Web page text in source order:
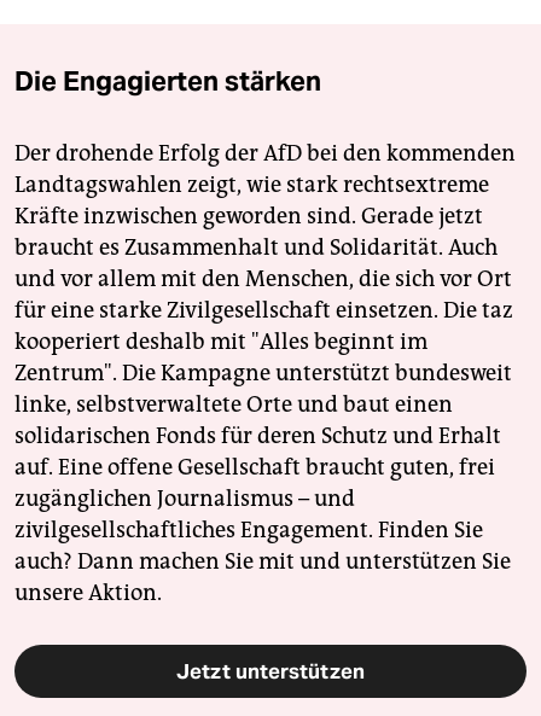
Die Engagierten stärken
Der drohende Erfolg der AfD bei den kommenden
Landtagswahlen zeigt, wie stark rechtsextreme
Kräfte inzwischen geworden sind. Gerade jetzt
braucht es Zusammenhalt und Solidarität. Auch
und vor allem mit den Menschen, die sich vor Ort
für eine starke Zivilgesellschaft einsetzen. Die taz
kooperiert deshalb mit "Alles beginnt im
Zentrum". Die Kampagne unterstützt bundesweit
linke, selbstverwaltete Orte und baut einen
solidarischen Fonds für deren Schutz und Erhalt
auf. Eine offene Gesellschaft braucht guten, frei
zugänglichen Journalismus – und
zivilgesellschaftliches Engagement. Finden Sie
auch? Dann machen Sie mit und unterstützen Sie
unsere Aktion.
Jetzt unterstützen